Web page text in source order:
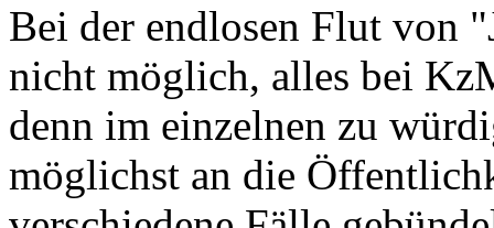
Bei der endlosen Flut von
nicht möglich, alles bei
denn im einzelnen zu
möglichst an die